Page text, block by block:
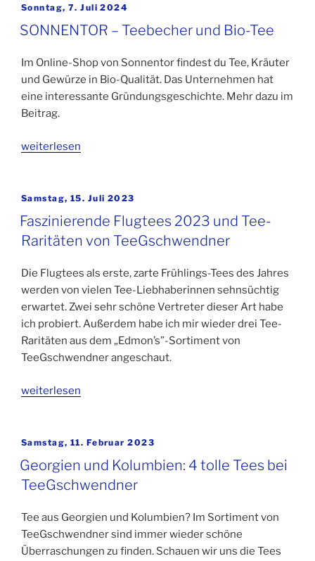
Veröffentlicht
Sonntag, 7. Juli 2024
SONNENTOR – Teebecher und Bio-Tee
Im Online-Shop von Sonnentor findest du Tee, Kräuter
und Gewürze in Bio-Qualität. Das Unternehmen hat
eine interessante Gründungsgeschichte. Mehr dazu im
Beitrag.
weiterlesen
Veröffentlicht
Samstag, 15. Juli 2023
Faszinierende Flugtees 2023 und Tee-
Raritäten von TeeGschwendner
Die Flugtees als erste, zarte Frühlings-Tees des Jahres
werden von vielen Tee-Liebhaberinnen sehnsüchtig
erwartet. Zwei sehr schöne Vertreter dieser Art habe
ich probiert. Außerdem habe ich mir wieder drei Tee-
Raritäten aus dem „Edmon’s”-Sortiment von
TeeGschwendner angeschaut.
weiterlesen
Veröffentlicht
Samstag, 11. Februar 2023
Georgien und Kolumbien: 4 tolle Tees bei
TeeGschwendner
Tee aus Georgien und Kolumbien? Im Sortiment von
TeeGschwendner sind immer wieder schöne
Überraschungen zu finden. Schauen wir uns die Tees